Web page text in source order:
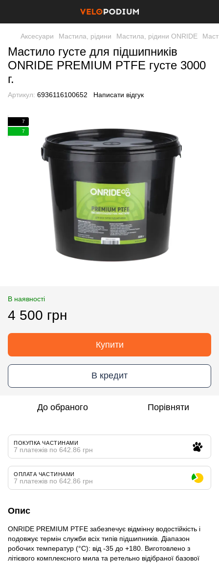
Аксесуари Мастила, рідини Мастила, рідини ONRIDE
Мастило густе для підшипників
ONRIDE PREMIUM PTFE густе 3000
г.
Артикул: 6936116100652 Написати відгук
7
7
В наявності
4 500 грн
Купити
В кредит
До обраного Порівняти
ПОКУПКА ЧАСТИНАМИ
7 платежів по 642.86 грн
ОПЛАТА ЧАСТИНАМИ
7 платежів по 642.86 грн
Опис
ONRIDE PREMIUM PTFE забезпечує відмінну водостійкість і
подовжує термін служби всіх типів підшипників. Діапазон
робочих температур (°С): від -35 до +180. Виготовлено з
літієвого комплексного мила та ретельно відібраної базової